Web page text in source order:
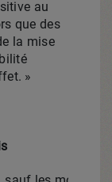
au
que des
la mise
»